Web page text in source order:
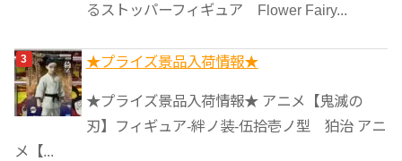
るストッパーフィギュア Flower Fairy...
★プライズ景品入荷情報★
★プライズ景品入荷情報★ アニメ【鬼滅の
刃】フィギュア-絆ノ装-伍拾壱ノ型 狛治 アニ
メ【...